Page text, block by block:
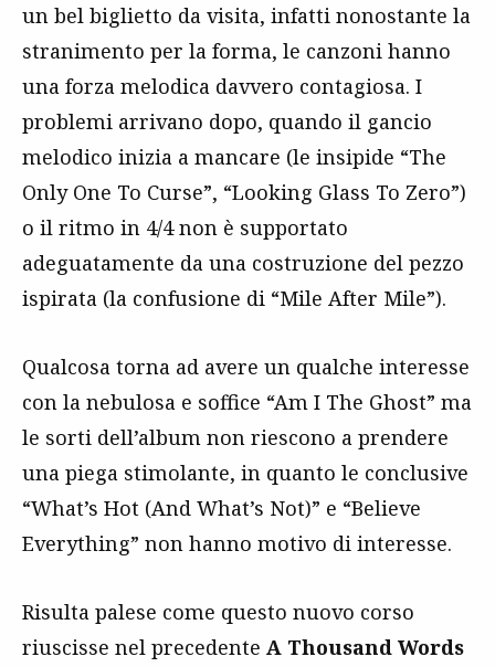
un bel biglietto da visita, infatti nonostante la
stranimento per la forma, le canzoni hanno
una forza melodica davvero contagiosa. I
problemi arrivano dopo, quando il gancio
melodico inizia a mancare (le insipide “The
Only One To Curse”, “Looking Glass To Zero”)
o il ritmo in 4/4 non è supportato
adeguatamente da una costruzione del pezzo
ispirata (la confusione di “Mile After Mile”).
Qualcosa torna ad avere un qualche interesse
con la nebulosa e soffice “Am I The Ghost” ma
le sorti dell’album non riescono a prendere
una piega stimolante, in quanto le conclusive
“What’s Hot (And What’s Not)” e “Believe
Everything” non hanno motivo di interesse.
Risulta palese come questo nuovo corso
riuscisse nel precedente A Thousand Words